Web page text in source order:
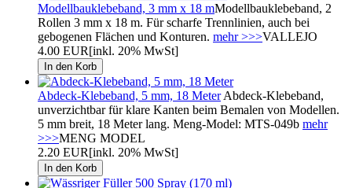
Modellbauklebeband, 3 mm x 18 mModellbauklebeband, 2
Rollen 3 mm x 18 m. Für scharfe Trennlinien, auch bei
gebogenen Flächen und Konturen. mehr >>>VALLEJO
4.00 EUR[inkl. 20% MwSt]
Abdeck-Klebeband, 5 mm, 18 MeterAbdeck-Klebeband,
unverzichtbar für klare Kanten beim Bemalen von Modellen.
5 mm breit, 18 Meter lang. Meng-Model: MTS-049b mehr
>>>MENG MODEL
2.20 EUR[inkl. 20% MwSt]